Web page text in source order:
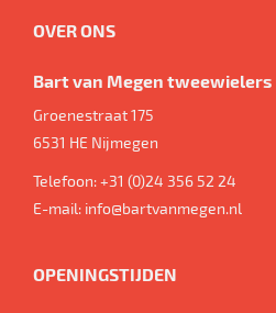
OVER ONS
Bart van Megen tweewielers
Groenestraat 175
6531 HE Nijmegen
Telefoon:+31 (0)24 356 52 24
E-mail: info@bartvanmegen.nl
OPENINGSTIJDEN